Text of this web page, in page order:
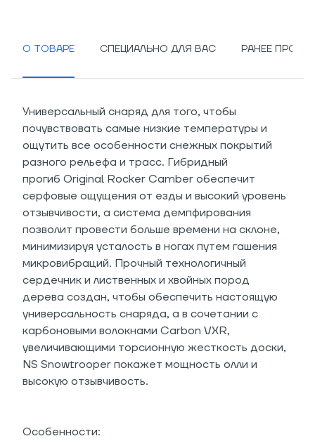
О ТОВАРЕ СПЕЦИАЛЬНО ДЛЯ ВАС РАНЕЕ
Универсальный снаряд для того, чтобы
почувствовать самые низкие температуры и
ощутить все особенности снежных покрытий
разного рельефа и трасс. Гибридный
прогиб Original Rocker Camber обеспечит
серфовые ощущения от езды и высокий уровень
отзывчивости, а система демпфирования
позволит провести больше времени на склоне,
минимизируя усталость в ногах путем гашения
микровибраций. Прочный технологичный
сердечник и лиственных и хвойных пород
дерева создан, чтобы обеспечить настоящую
универсальность снаряда, а в сочетании с
карбоновыми волокнами Carbon VXR,
увеличивающими торсионную жесткость доски,
NS Snowtrooper покажет мощность олли и
высокую отзывчивость.
Особенности: